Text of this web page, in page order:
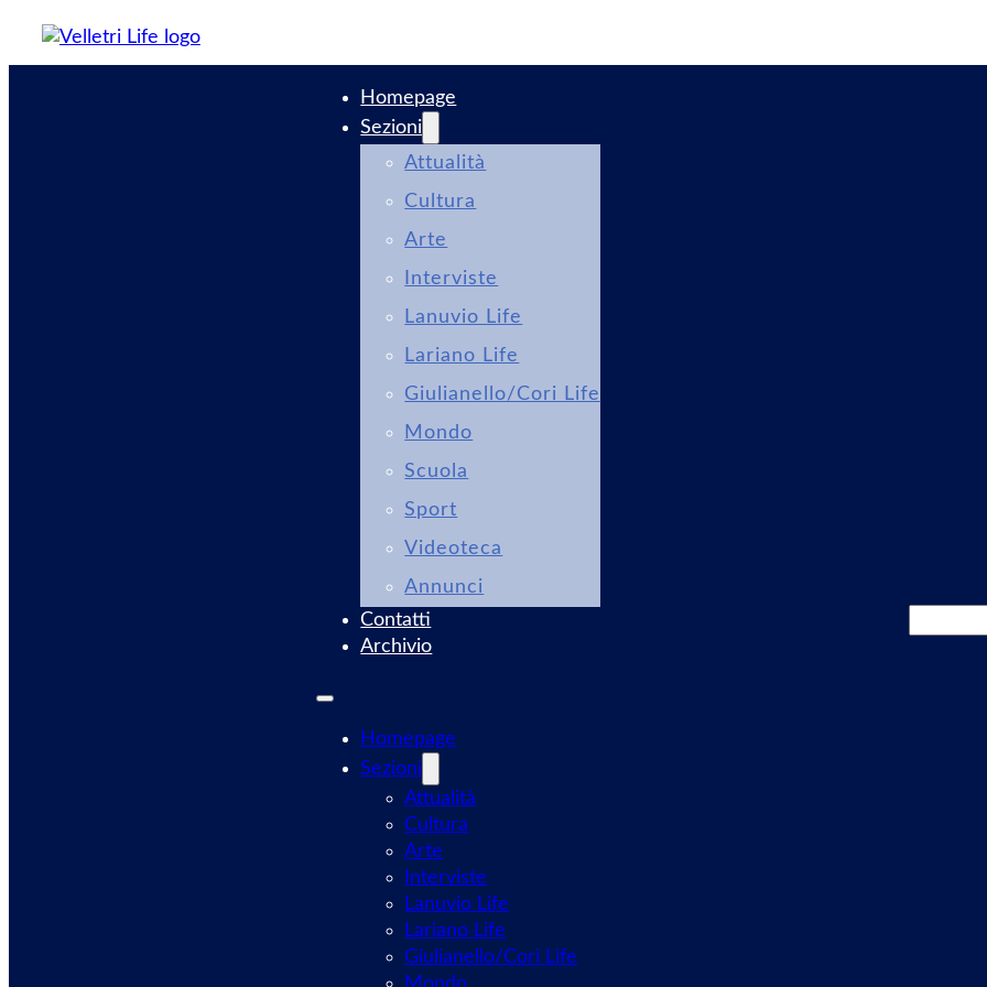
Homepage
Sezioni
Attualità
Cultura
Arte
Interviste
Lanuvio Life
Lariano Life
Giulianello/Cori Life
Mondo
Scuola
Sport
Videoteca
Annunci
Contatti
Archivio
Homepage
Sezioni
Attualità
Cultura
Arte
Interviste
Lanuvio Life
Lariano Life
Giulianello/Cori Life